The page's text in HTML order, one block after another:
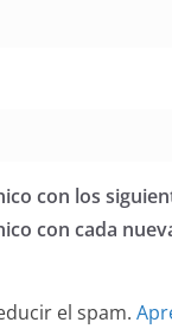
con los
con cada
el spam.